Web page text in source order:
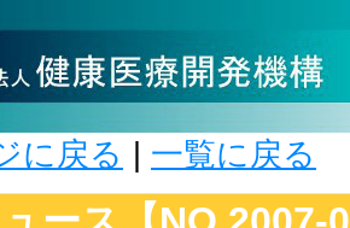
に戻る 一覧に戻る